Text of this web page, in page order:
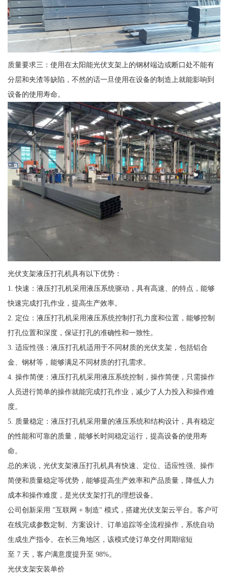
质量要求三：使用在太阳能光伏支架上的钢材端边或断口处不能有
分层和夹渣等缺陷，不然的话一旦使用在设备的制造上就能影响到
设备的使用寿命。
光伏支架液压打孔机具有以下优势：
1. 快速：液压打孔机采用液压系统驱动，具有高速、的特点，能够
快速完成打孔作业，提高生产效率。
2. 定位：液压打孔机采用液压系统控制打孔力度和位置，能够控制
打孔位置和深度，保证打孔的准确性和一致性。
3. 适应性强：液压打孔机适用于不同材质的光伏支架，包括铝合
金、钢材等，能够满足不同材质的打孔需求。
4. 操作简便：液压打孔机采用液压系统控制，操作简便，只需操作
人员进行简单的操作就能完成打孔作业，减少了人力投入和操作难
度。
5. 质量稳定：液压打孔机采用量的液压系统和结构设计，具有稳定
的性能和可靠的质量，能够长时间稳定运行，提高设备的使用寿
命。
总的来说，光伏支架液压打孔机具有快速、定位、适应性强、操作
简便和质量稳定等优势，能够提高生产效率和产品质量，降低人力
成本和操作难度，是光伏支架打孔的理想设备。
公司创新采用 "互联网 + 制造" 模式，搭建光伏支架云平台。客户可
在线完成参数定制、方案设计、订单追踪等全流程操作，系统自动
生成生产指令。在长三角地区，该模式使订单交付周期缩短
至 7 天，客户满意度提升至 98%。
光伏支架安装单价